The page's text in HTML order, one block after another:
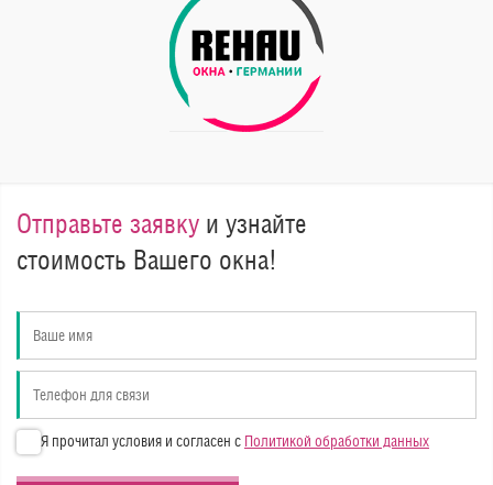
Отправьте заявку и узнайте
стоимость Вашего окна!
Я прочитал условия и согласен с Политикой обработки данных